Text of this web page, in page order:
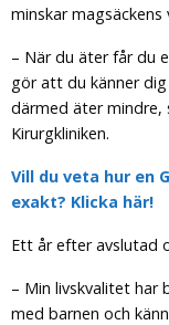
minskar
– När du äter får du
gör att du känner
därmed äter mindre,
Kirurgkliniken.
Vill du veta hur en
exakt? Klicka här!
Ett år efter avslutad
– Min livskvalitet har
med barnen och